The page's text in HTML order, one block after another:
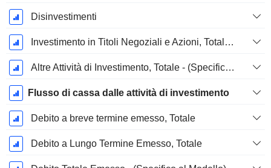
Disinvestimenti
Investimento in Titoli Negoziali e Azioni, Totale - (Specifico al Modello)
Altre Attività di Investimento, Totale - (Specifico al Modello)
Flusso di cassa dalle attività di investimento
Debito a breve termine emesso, Totale
Debito a Lungo Termine Emesso, Totale